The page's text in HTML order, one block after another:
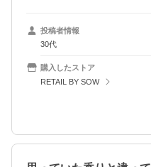
投稿者情報
30代
購入したストア
RETAIL BY SOW